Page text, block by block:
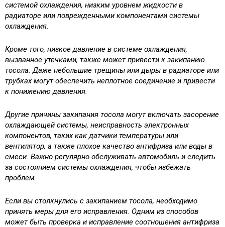
системой охлаждения, низким уровнем жидкости в
радиаторе или поврежденными компонентами системы
охлаждения.
Кроме того, низкое давление в системе охлаждения,
вызванное утечками, также может привести к закипанию
тосола. Даже небольшие трещины или дыры в радиаторе или
трубках могут обеспечить неплотное соединение и привести
к понижению давления.
Другие причины закипания тосола могут включать засорение
охлаждающей системы, неисправность электронных
компонентов, таких как датчики температуры или
вентилятор, а также плохое качество антифриза или воды в
смеси. Важно регулярно обслуживать автомобиль и следить
за состоянием системы охлаждения, чтобы избежать
проблем.
Если вы столкнулись с закипанием тосола, необходимо
принять меры для его исправления. Одним из способов
может быть проверка и исправление соотношения антифриза